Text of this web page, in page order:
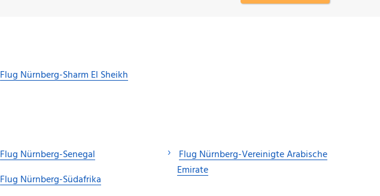
Flug Nürnberg-Sharm El Sheikh
Flug Nürnberg-Senegal
Flug Nürnberg-Südafrika
Flug Nürnberg-Vereinigte Arabische
Emirate